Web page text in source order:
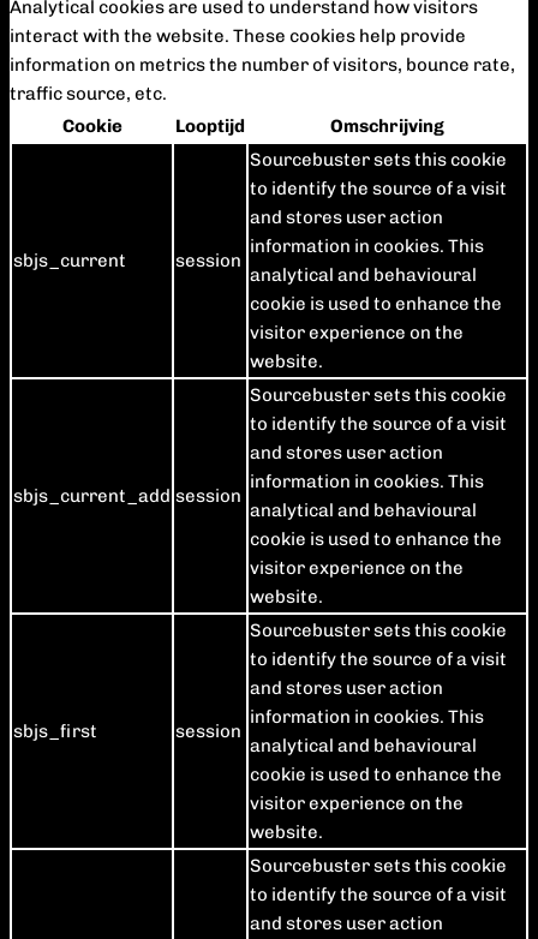
Analytical cookies are used to understand how visitors
interact with the website. These cookies help provide
information on metrics the number of visitors, bounce rate,
traffic source, etc.
Cookie
Looptijd Omschrijving
sbjs_current session
Sourcebuster sets this cookie
to identify the source of a visit
and stores user action
information in cookies. This
analytical and behavioural
cookie is used to enhance the
visitor experience on the
website.
sbjs_current_add session
Sourcebuster sets this cookie
to identify the source of a visit
and stores user action
information in cookies. This
analytical and behavioural
cookie is used to enhance the
visitor experience on the
website.
sbjs_first session
Sourcebuster sets this cookie
to identify the source of a visit
and stores user action
information in cookies. This
analytical and behavioural
cookie is used to enhance the
visitor experience on the
website.
Sourcebuster sets this cookie
to identify the source of a visit
and stores user action